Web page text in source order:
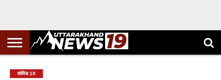
कोविड 19